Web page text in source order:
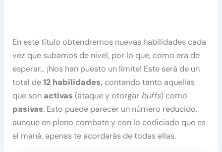
En este título obtendremos nuevas habilidades cada
vez que subamos de nivel, por lo que, como era de
esperar… ¡Nos han puesto un límite! Este será de un
total de12 habilidades, contando tanto aquellas
que son activas (ataque y otorgar buffs) como
pasivas. Esto puede parecer un número reducido,
aunque en pleno combate y con lo codiciado que es
el maná, apenas te acordarás de todas ellas.